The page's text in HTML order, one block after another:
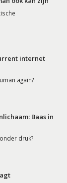
internet
again?
Baas in
druk?